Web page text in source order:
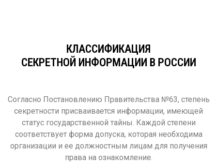
КЛАССИФИКАЦИЯ
СЕКРЕТНОЙ ИНФОРМАЦИИ В РОССИИ
Согласно Постановлению Правительства №63, степень
секретности присваивается информации, имеющей
статус государственной тайны. Каждой степени
соответствует форма допуска, которая необходима
организации и ее должностным лицам для получения
права на ознакомление.